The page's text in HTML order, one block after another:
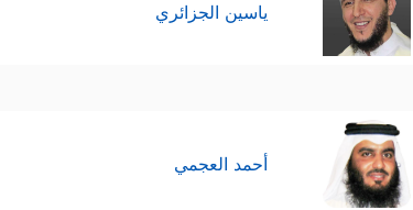
ياسين الجزائري
أحمد العجمي